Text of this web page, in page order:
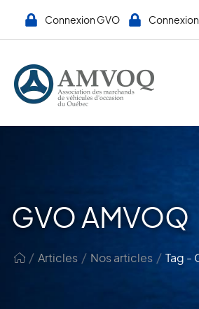
Connexion GVO
GVO AMVOQ
/ Articles / Nos articles / Tag -